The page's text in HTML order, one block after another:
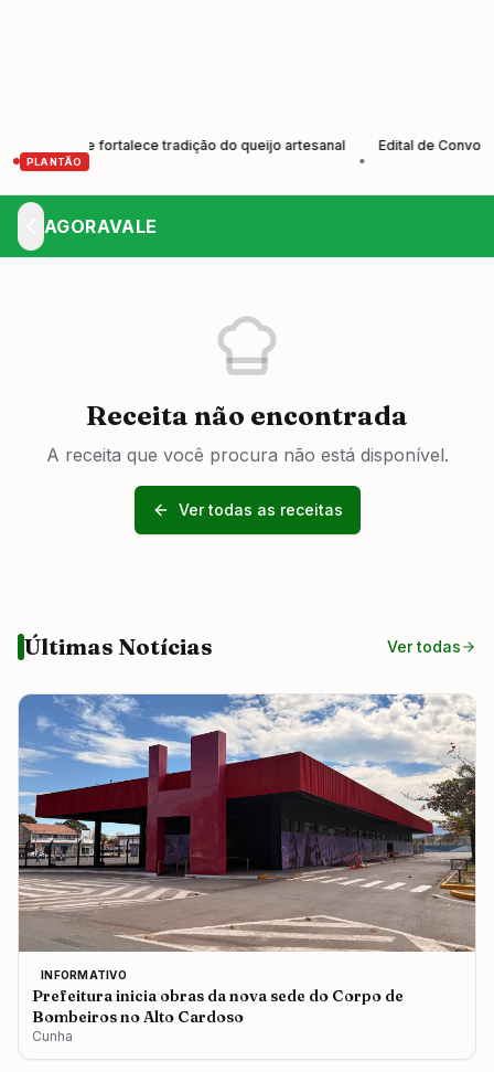
PLANTÃO
e fortalece tradição do queijo artesanal
Edital de
AGORAVALE
Receita não encontrada
A receita que você procura não está disponível.
Ver todas as receitas
Últimas Notícias Ver todas
INFORMATIVO
Prefeitura inicia obras da nova sede do Corpo de
Bombeiros no Alto Cardoso
Cunha